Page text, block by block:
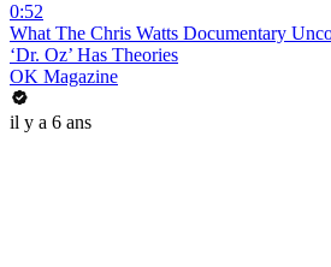
0:52
What The Chris Watts Documentary
‘Dr. Oz’ Has Theories
OK Magazine
il y a 6 ans